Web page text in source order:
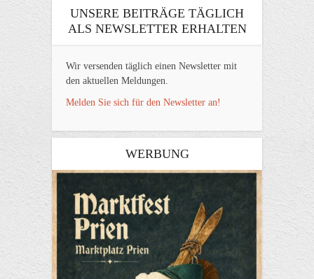
UNSERE BEITRÄGE TÄGLICH
ALS NEWSLETTER ERHALTEN
Wir versenden täglich einen Newsletter mit
den aktuellen Meldungen.
Melden Sie sich für den Newsletter an!
WERBUNG